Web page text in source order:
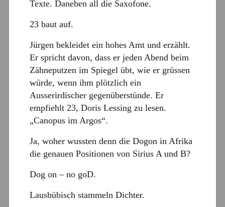
Texte. Daneben all die Saxofone.
23 baut auf.
Jürgen bekleidet ein hohes Amt und erzählt.
Er spricht davon, dass er jeden Abend beim
Zähneputzen im Spiegel übt, wie er grüssen
würde, wenn ihm plötzlich ein
Ausserirdischer gegenüberstünde. Er
empfiehlt 23, Doris Lessing zu lesen.
„Canopus im Argos“.
Ja, woher wussten denn die Dogon in Afrika
die genauen Positionen von Sirius A und B?
Dog on – no goD.
Lausbübisch stammeln Dichter.